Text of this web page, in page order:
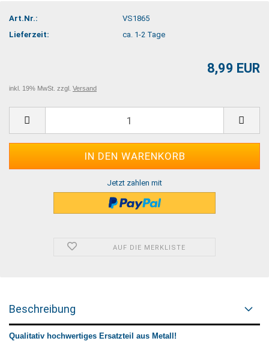
Art.Nr.:
VS1865
Lieferzeit:
ca. 1-2 Tage
8,99 EUR
inkl. 19% MwSt. zzgl. Versand
Jetzt zahlen mit
AUF DIE MERKLISTE
Beschreibung
Qualitativ hochwertiges Ersatzteil aus Metall!